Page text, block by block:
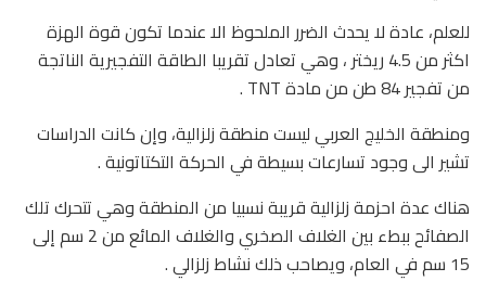
للعلم، عادة لا يحدث الضرر الملحوظ الا عندما تكون قوة الهزة
اكثر من 4.5 ريختر ، وهي تعادل تقريبا الطاقة التفجيرية الناتجة
من تفجير 84 طن من مادة TNT .
ومنطقة الخليج العربي ليست منطقة زلزالية، وإن كانت الدراسات
تشير الى وجود تسارعات بسيطة في الحركة التكتاتونية .
هناك عدة احزمة زلزالية قريبة نسبيا من المنطقة وهي تتحرك تلك
الصفائح ببطء بين الغلاف الصخري والغلاف المائع من 2 سم إلى
15 سم في العام، ويصاحب ذلك نشاط زلزالي .